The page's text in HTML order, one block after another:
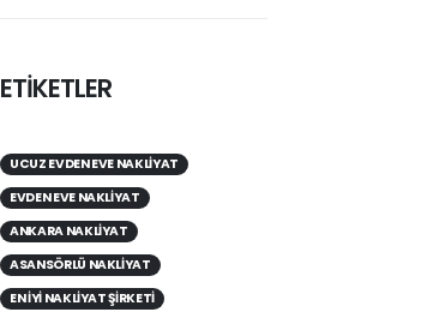
ETİKETLER
UCUZ EVDEN EVE NAKLIYAT
EVDEN EVE NAKLIYAT
ANKARA NAKLIYAT
ASANSÖRLÜ NAKLIYAT
EN IYI NAKLIYAT ŞIRKETI